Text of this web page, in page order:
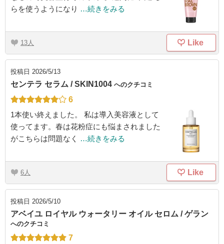
らを使うようになり …続きをみる
13 Like
投稿日 2026/5/13
センテラ セラム / SKIN1004 へのクチコミ
6
1本使い終えました。 私は導入美容液として
使ってます。春は花粉症にも悩まされました
がこちらは問題なく
…続きをみる
6 Like
投稿日 2026/5/10
アベイユ ロイヤル ウォータリー オイル セロム / ゲラン
へのクチコミ
7